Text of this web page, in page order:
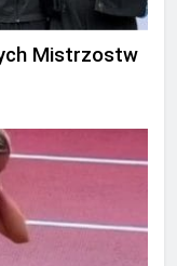
Mistrzostw